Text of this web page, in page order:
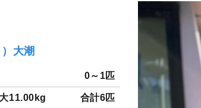
大潮
0～1匹
11.00kg 合計6匹